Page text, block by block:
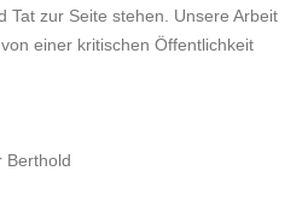
Tat zur Seite stehen. Unsere Arbeit
einer kritischen Öffentlichkeit
Berthold